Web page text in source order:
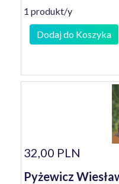
1 produkt/y
Dodaj do Koszyka
32,00 PLN
Pyżewicz